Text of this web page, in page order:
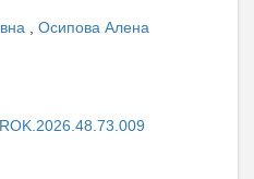
Осипова Алена